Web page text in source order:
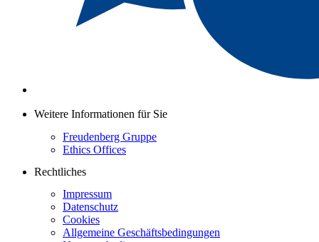
Weitere Informationen für Sie
Freudenberg Gruppe
Ethics Offices
Rechtliches
Impressum
Datenschutz
Cookies
Allgemeine Geschäftsbedingungen